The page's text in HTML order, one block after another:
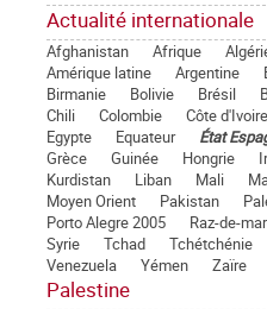
Actualité internationale
Afghanistan Afrique
Amérique latine
Argentine
Birmanie
Bolivie Brésil
Chili
Colombie Côte d'Ivoire
Egypte
Equateur État
Grèce
Guinée Hongrie
Kurdistan
Liban Mali
Moyen Orient
Pakistan
Porto Alegre 2005
Raz-de-
Syrie
Tchad Tchétchénie
Venezuela
Yémen Zaïre
Palestine